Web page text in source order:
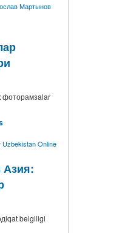
Мартынов
фоторамзalar
Uzbekistan Online
belgiligi